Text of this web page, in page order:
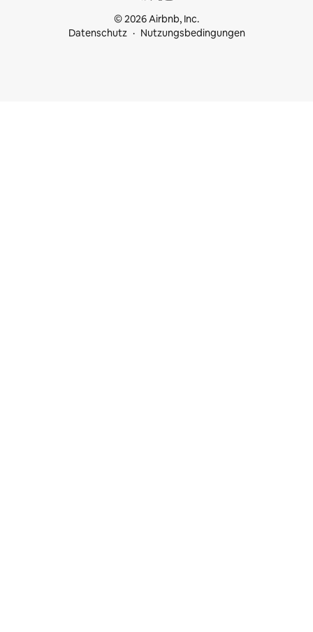
© 2026 Airbnb, Inc.
Datenschutz
Nutzungsbedingungen